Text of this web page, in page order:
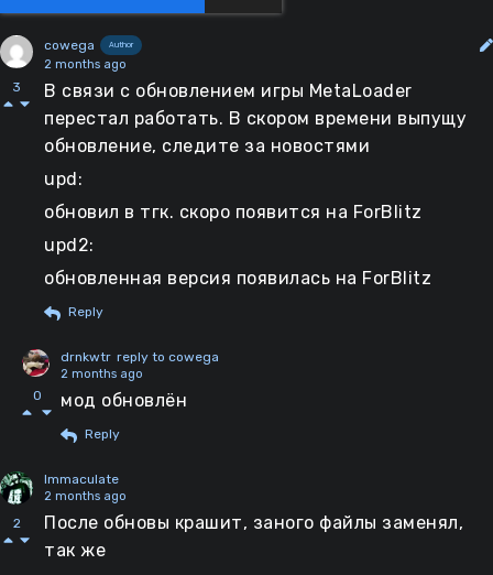
3
cowega Author
2 months ago
В связи с обновлением игры MetaLoader
перестал работать. В скором времени выпущу
обновление, следите за новостями
upd:
обновил в тгк. скоро появится на ForBlitz
upd2:
обновленная версия появилась на ForBlitz
Reply
0
drnkwtr reply to cowega
2 months ago
мод обновлён
Reply
2
Immaculate
2 months ago
После обновы крашит, заного файлы заменял,
так же